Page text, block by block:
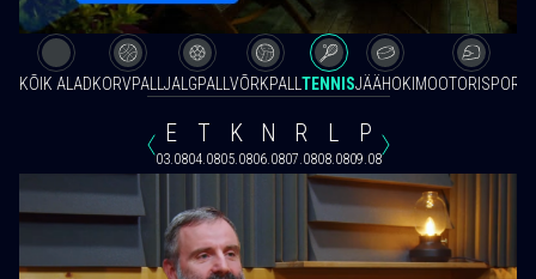
KÕIK ALADKORVPALL JALGPALL VÕRKPALL TENNISJÄÄHOKI MOOTORISPORT
E
03.08
T
04.08
K
05.08
N
06.08
R
07.08
L
08.08
P
09.08